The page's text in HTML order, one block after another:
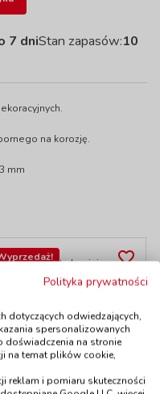
7 dniStan zapasów:10
na korozję.
mm
Gruby drut
aluminiowy -
czerwony
kod: FL79620
DostępnośćW magazynie
W magazynie:11 szt.
Polityka prywatności
dotyczących odwiedzających,
spersonalizowanych
doświadczenia na stronie
na temat plików cookie,
reklam i pomiaru skuteczności